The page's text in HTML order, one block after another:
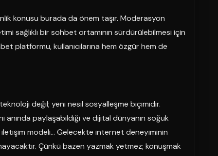
konusu burada da önem taşır. Moderasyon
sağlıklı bir sohbet ortamının sürdürülebilmesi için
platformu, kullanıcılarına hem özgür hem de
değil; yeni nesil sosyalleşme biçimidir.
anında paylaşabildiği ve dijital dünyanın soğuk
modeli… Gelecekte internet deneyiminin
Çünkü bazen yazmak yetmez; konuşmak